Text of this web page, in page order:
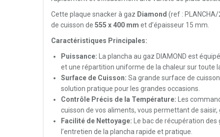
Cette plaque snacker à gaz Diamond (ref :
de cuisson de 555 x 400 mm et d’épaisseur 15 mm.
Caractéristiques Principales:
Puissance: La plancha au gaz DIAMOND est
et une répartition uniforme de la chaleur sur toute
Surface de Cuisson: Sa grande surface de
solution pratique pour les grandes occasions.
Contrôle Précis de la Température: Les
cuisson de vos aliments, vous permettant de saisir,
Facilité de Nettoyage: Le bac de récupération
l’entretien de la plancha rapide et pratique.